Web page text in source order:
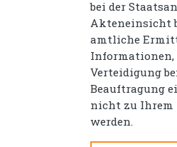
bei der
Akteneinsicht
amtliche
Informationen,
Verteidigung
Beauftragung
nicht zu Ihrem
werden.